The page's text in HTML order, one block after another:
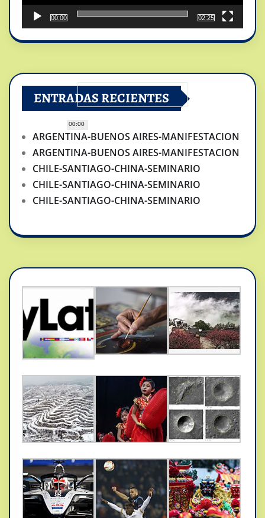
00:00
00:00
02:25
ENTRADAS RECIENTES
ARGENTINA-BUENOS AIRES-MANIFESTACION
ARGENTINA-BUENOS AIRES-MANIFESTACION
CHILE-SANTIAGO-CHINA-SEMINARIO
CHILE-SANTIAGO-CHINA-SEMINARIO
CHILE-SANTIAGO-CHINA-SEMINARIO